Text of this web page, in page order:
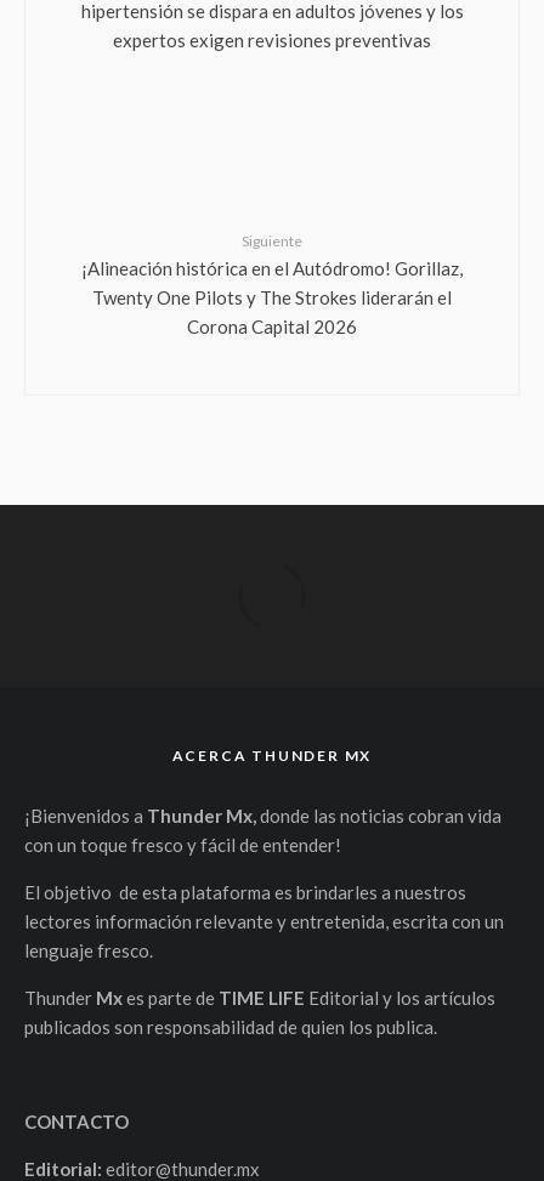
hipertensión se dispara en adultos jóvenes y los
expertos exigen revisiones preventivas
Siguiente
¡Alineación histórica en el Autódromo! Gorillaz,
Twenty One Pilots y The Strokes liderarán el
Corona Capital 2026
ACERCA THUNDER MX
¡Bienvenidos a Thunder Mx,donde las noticias cobran vida
con un toque fresco y fácil de entender!
El objetivo de esta plataforma es brindarles a nuestros
lectores información relevante y entretenida, escrita con un
lenguaje fresco.
Thunder Mxes parte de TIME LIFE Editorial y los artículos
publicados son responsabilidad de quien los publica.
CONTACTO
Editorial: editor@thunder.mx